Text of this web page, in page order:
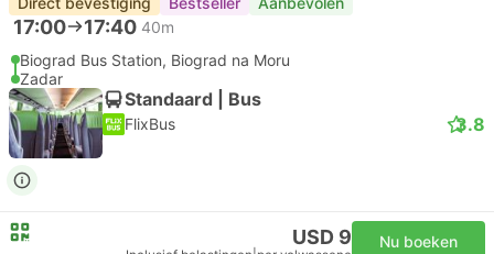
17:00 17:40 40m
Biograd Bus Station, Biograd na Moru
Zadar
Standaard | Bus
FlixBus 3.8
USD 9 Nu boeken